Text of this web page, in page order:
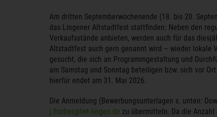
Am dritten Septemberwochenende (18. bis 20.
das Lingener Altstadtfest stattfinden: Neben den
Verkaufsstände anbieten, werden auch für das
Altstadtfest auch gern genannt wird – wieder lokale
gesucht, die sich an Programmgestaltung und
am Samstag und Sonntag beteiligen bzw. sich vor
hierfür endet am 31. Mai 2026.
Die Anmeldung (Bewerbungsunterlagen s. unten:
j.fischer@lwt-lingen.de zu übermitteln. Da die